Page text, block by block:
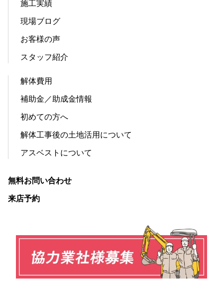
施工実績
現場ブログ
お客様の声
スタッフ紹介
解体費用
補助金／助成金情報
初めての方へ
解体工事後の土地活用について
アスベストについて
無料お問い合わせ
来店予約